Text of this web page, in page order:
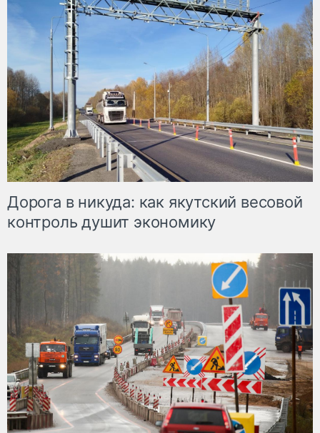
Дорога в никуда: как якутский весовой
контроль душит экономику